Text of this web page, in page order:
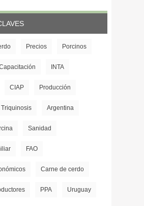
Precios Porcinos
INTA
CIAP Producción
Triquinosis Argentina
Sanidad
FAO
Carne de cerdo
PPA Uruguay